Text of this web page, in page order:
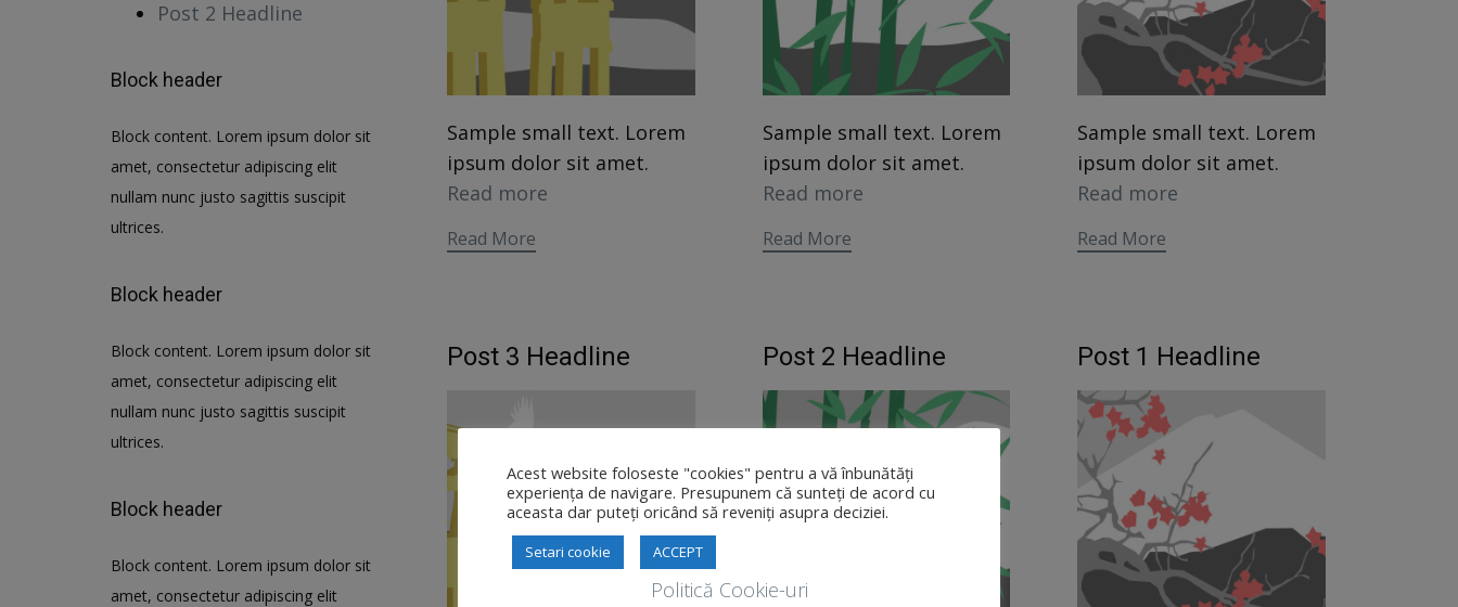
Post 2 Headline
Block header
Block content. Lorem ipsum dolor sit
amet, consectetur adipiscing elit
nullam nunc justo sagittis suscipit
ultrices.
Block header
Block content. Lorem ipsum dolor sit
amet, consectetur adipiscing elit
nullam nunc justo sagittis suscipit
ultrices.
Block header
Block content. Lorem ipsum dolor sit
amet, consectetur adipiscing elit
Sample small text. Lorem
ipsum dolor sit amet.
Read more
Read More
Sample small text. Lorem
ipsum dolor sit amet.
Read more
Read More
Sample small text. Lorem
ipsum dolor sit amet.
Read more
Read More
Post 3 Headline Post 2 Headline Post 1 Headline
Acest website foloseste "cookies" pentru a vă înbunătăți
experiența de navigare. Presupunem că sunteți de acord cu
aceasta dar puteți oricând să reveniți asupra deciziei.
Setari cookie ACCEPT
Politică Cookie-uri